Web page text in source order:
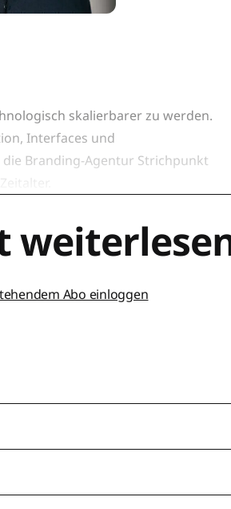
skalierbarer zu werden.
Interfaces und
Branding-Agentur Strichpunkt
Abo einloggen